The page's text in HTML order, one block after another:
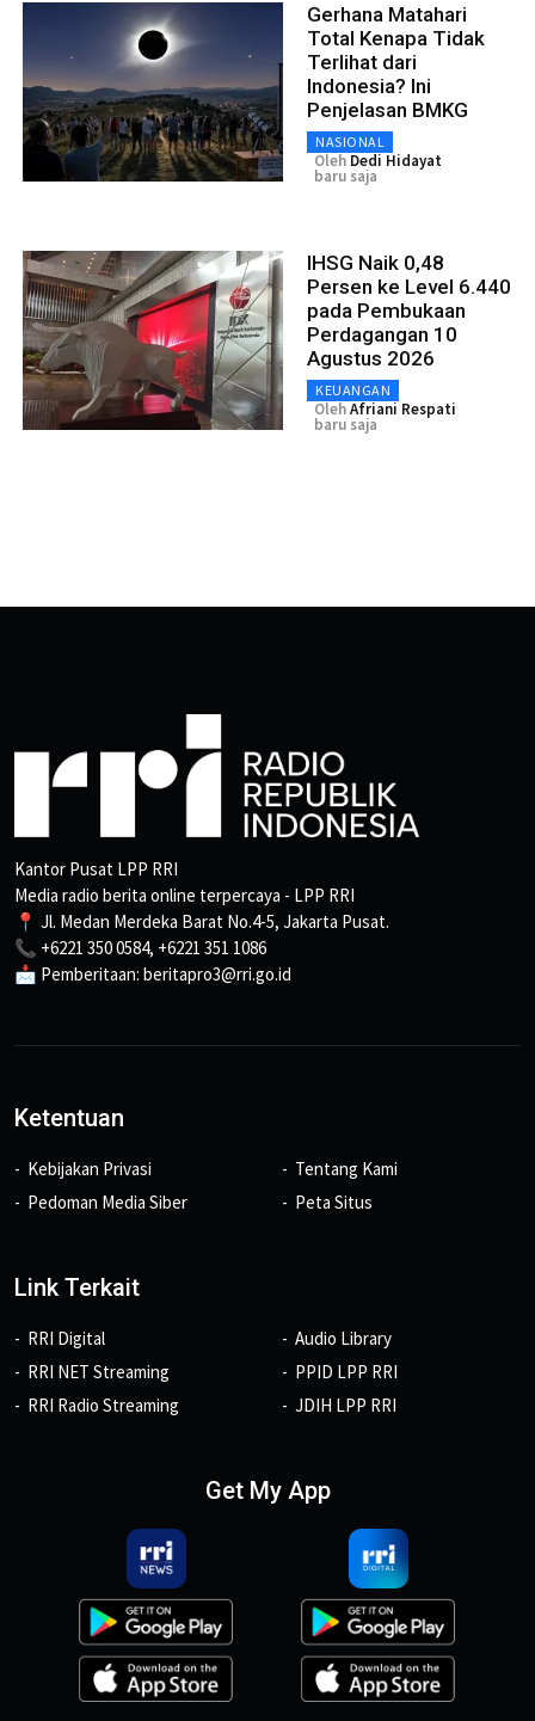
Gerhana Matahari
Total Kenapa Tidak
Terlihat dari
Indonesia? Ini
Penjelasan BMKG
NASIONAL
Oleh Dedi Hidayat
baru saja
IHSG Naik 0,48
Persen ke Level 6.440
pada Pembukaan
Perdagangan 10
Agustus 2026
KEUANGAN
OlehAfriani Respati
baru saja
Kantor Pusat LPP RRI
Media radio berita online terpercaya - LPP RRI
📍 Jl. Medan Merdeka Barat No.4-5, Jakarta Pusat.
📞 +6221 350 0584, +6221 351 1086
📩 Pemberitaan: beritapro3@rri.go.id
Ketentuan
Kebijakan Privasi
Pedoman Media Siber
Tentang Kami
Peta Situs
Link Terkait
RRI Digital
RRI NET Streaming
RRI Radio Streaming
Audio Library
PPID LPP RRI
JDIH LPP RRI
Get My App